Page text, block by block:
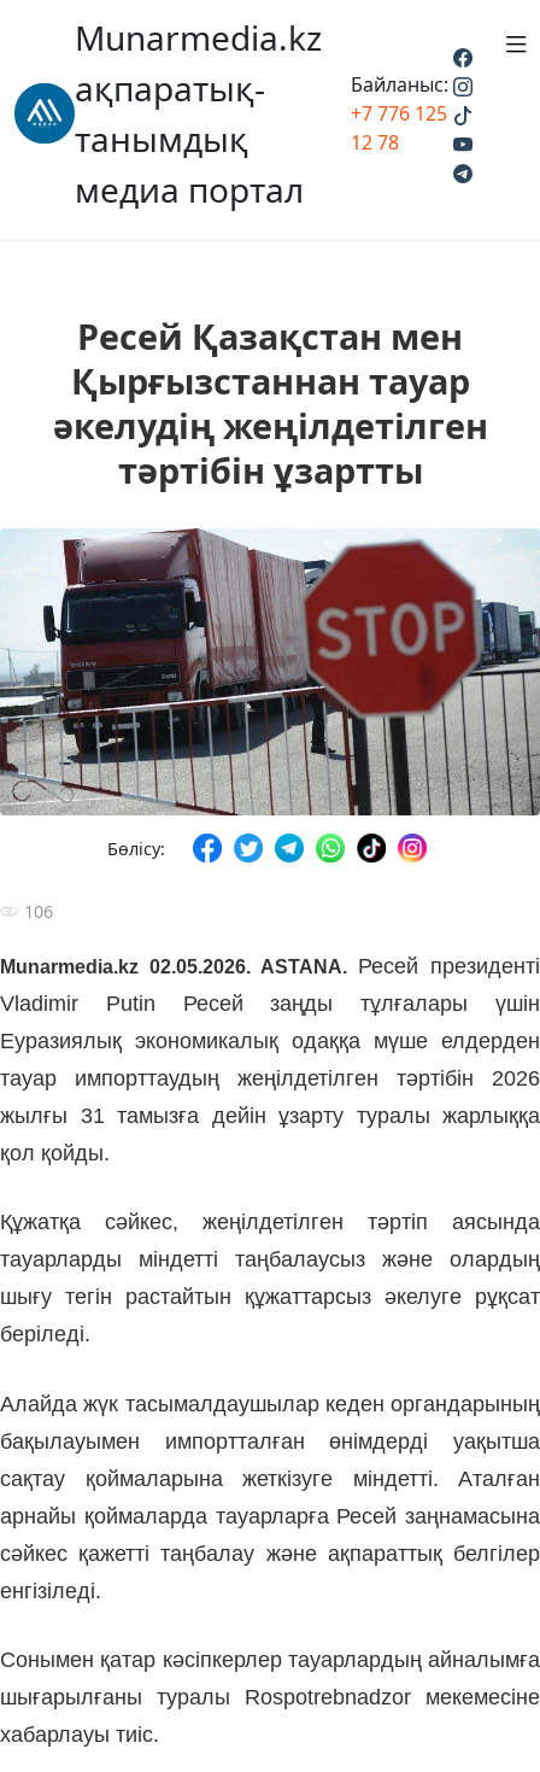
Munarmedia.kz
ақпаратық-
танымдық
медиа портал
Байланыс:
+7 776 125
12 78
Ресей Қазақстан мен
Қырғызстаннан тауар
әкелудің жеңілдетілген
тәртібін ұзартты
Бөлісу:
106
Munarmedia.kz 02.05.2026. ASTANA. Ресей президенті
Vladimir Putin Ресей заңды тұлғалары үшін
Еуразиялық экономикалық одаққа мүше елдерден
тауар импорттаудың жеңілдетілген тәртібін 2026
жылғы 31 тамызға дейін ұзарту туралы жарлыққа
қол қойды.
Құжатқа сәйкес, жеңілдетілген тәртіп аясында
тауарларды міндетті таңбалаусыз және олардың
шығу тегін растайтын құжаттарсыз әкелуге рұқсат
беріледі.
Алайда жүк тасымалдаушылар кеден органдарының
бақылауымен импортталған өнімдерді уақытша
сақтау қоймаларына жеткізуге міндетті. Аталған
арнайы қоймаларда тауарларға Ресей заңнамасына
сәйкес қажетті таңбалау және ақпараттық белгілер
енгізіледі.
Сонымен қатар кәсіпкерлер тауарлардың айналымға
шығарылғаны туралы Rospotrebnadzor мекемесіне
хабарлауы тиіс.